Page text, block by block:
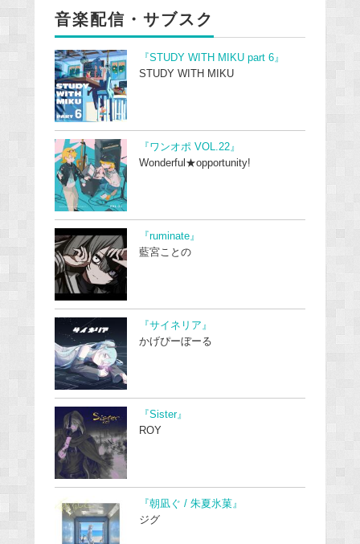
音楽配信・サブスク
『STUDY WITH MIKU part 6』
STUDY WITH MIKU
『ワンオポ VOL.22』
Wonderful★opportunity!
『ruminate』
藍宮ことの
『サイネリア』
かげぴーぼーる
『Sister』
ROY
『朝凪ぐ / 朱夏氷菓』
ジグ